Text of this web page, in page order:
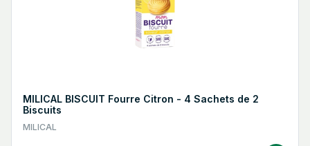
MILICAL BISCUIT Fourre Citron - 4 Sachets de 2
Biscuits
MILICAL